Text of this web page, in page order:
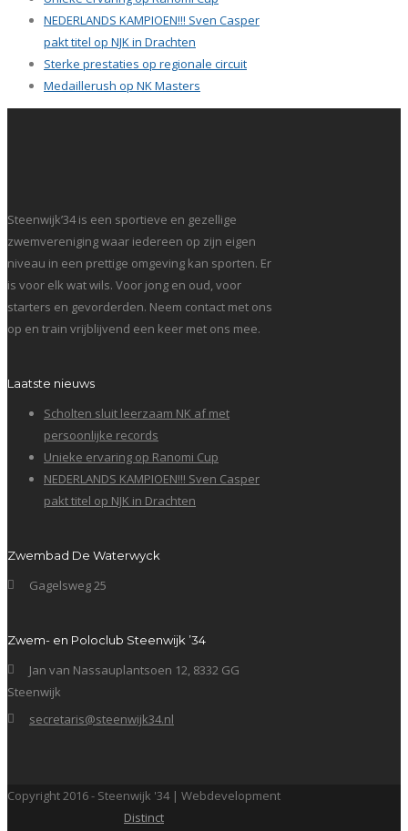
NEDERLANDS KAMPIOEN!!! Sven Casper
pakt titel op NJK in Drachten
Sterke prestaties op regionale circuit
Medaillerush op NK Masters
Steenwijk’34 is een sportieve en gezellige
zwemvereniging waar iedereen op zijn eigen
niveau in een prettige omgeving kan sporten. Er
is voor elk wat wils. Voor jong en oud, voor
starters en gevorderden. Neem contact met ons
op en train vrijblijvend een keer met ons mee.
Laatste nieuws
Scholten sluit leerzaam NK af met
persoonlijke records
Unieke ervaring op Ranomi Cup
NEDERLANDS KAMPIOEN!!! Sven Casper
pakt titel op NJK in Drachten
Zwembad De Waterwyck
Gagelsweg 25
Zwem- en Poloclub Steenwijk ’34
Jan van Nassauplantsoen 12, 8332 GG
Steenwijk
secretaris@steenwijk34.nl
Copyright 2016 - Steenwijk '34 | Webdevelopment
Distinct